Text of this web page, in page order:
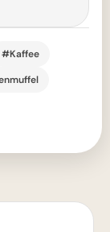
#Kaffee